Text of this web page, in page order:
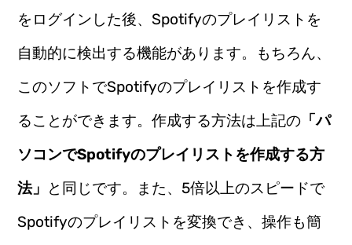
をログインした後、Spotifyのプレイリストを
自動的に検出する機能があります。もちろん、
このソフトでSpotifyのプレイリストを作成す
ることができます。作成する方法は上記の 「パ
ソコンでSpotifyのプレイリストを作成する方
法」 と同じです。また、5倍以上のスピードで
Spotifyのプレイリストを変換でき、操作も簡